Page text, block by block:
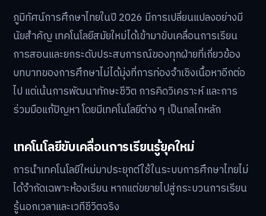
ภูมิทัศน์การศึกษาไทยในปี 2026 มีการเปลี่ยนแปลงอย่างมี
นัยสำคัญ เทคโนโลยีสมัยใหม่ได้เข้ามาขับเคลื่อนการเรียน
การสอนและยกระดับประสบการณ์ของทุกฝ่ายที่เกี่ยวข้อง
บทบาทของการศึกษาไม่ได้มุ่งที่การท่องจำเชิงเนื้อหาอีกต่อ
ไป แต่เน้นการพัฒนาทักษะชีวิต การคิดวิเคราะห์ และการ
ร่วมมือแก้ปัญหา โดยมีเทคโนโลยีต่าง ๆ เป็นกลไกหลัก
เทคโนโลยีขับเคลื่อนการเรียนรู้ยุคใหม่
การนำเทคโนโลยีใหม่มาประยุกต์ใช้ในระบบการศึกษาไทยไม่
ได้จำกัดเฉพาะห้องเรียน หากแต่ขยายไปสู่กระบวนการเรียน
รู้นอกเวลาและเวทีชีวิตจริง